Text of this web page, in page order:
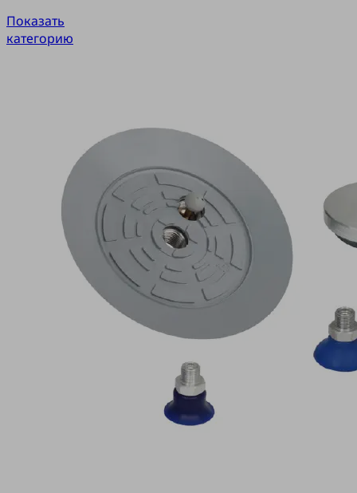
Показать
категорию